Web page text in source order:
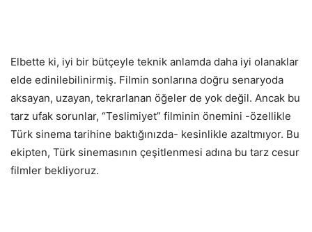
Elbette ki, iyi bir bütçeyle teknik anlamda daha iyi olanaklar
elde edinilebilinirmiş. Filmin sonlarına doğru senaryoda
aksayan, uzayan, tekrarlanan öğeler de yok değil. Ancak bu
tarz ufak sorunlar, “Teslimiyet” filminin önemini -özellikle
Türk sinema tarihine baktığınızda- kesinlikle azaltmıyor. Bu
ekipten, Türk sinemasının çeşitlenmesi adına bu tarz cesur
filmler bekliyoruz.